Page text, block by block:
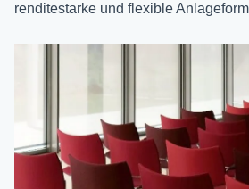
renditestarke und flexible